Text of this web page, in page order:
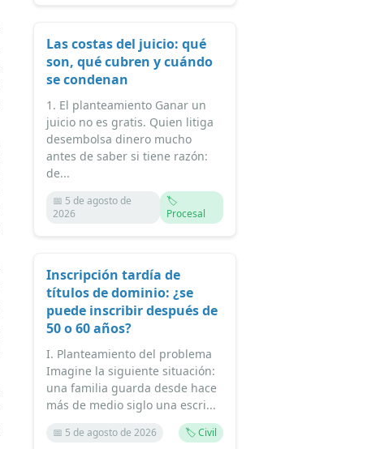
Las costas del juicio: qué
son, qué cubren y cuándo
se condenan
1. El planteamiento Ganar un
juicio no es gratis. Quien litiga
desembolsa dinero mucho
antes de saber si tiene razón:
de...
📅 5 de agosto de
2026
🏷️
Procesal
Inscripción tardía de
títulos de dominio: ¿se
puede inscribir después de
50 o 60 años?
I. Planteamiento del problema
Imagine la siguiente situación:
una familia guarda desde hace
más de medio siglo una escri...
📅 5 de agosto de 2026 🏷️ Civil